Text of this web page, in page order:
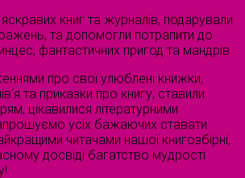
яскравих книг та журналів, подарували
та допомогли потрапити до
фантастичних пригод та мандрів.
про свої улюблені книжки,
та приказки про книгу, ставили
цікавилися літературними
усіх бажаючих ставати
читачами нашої книгозбірні,
досвіді багатство мудрості